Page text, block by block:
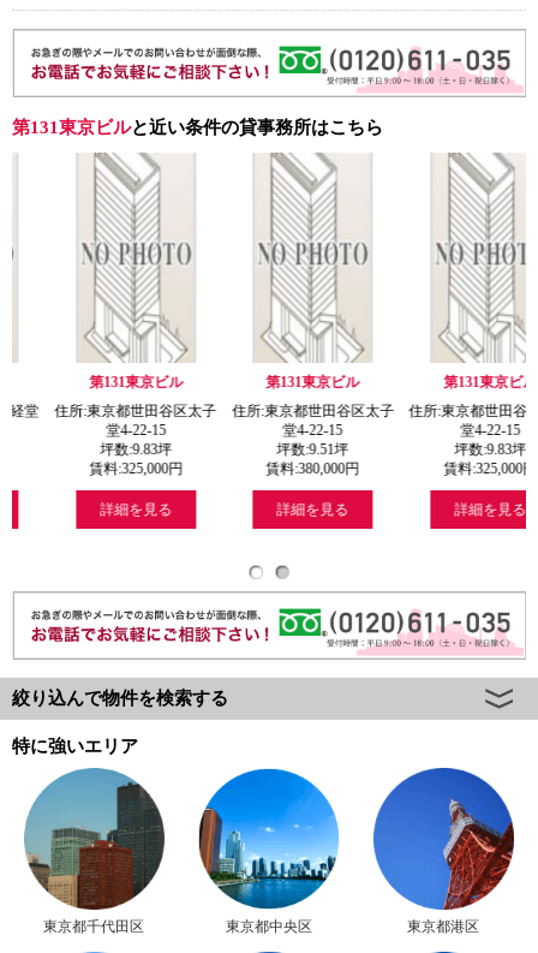
第131東京ビルと近い条件の貸事務所はこちら
世田谷区太子
第131東京ビル
住所:東京都世田谷区太子
坪数:
賃料:
詳細を見る
第131東京ビル
住所:東京都世田谷区太子
坪数:
賃料:
詳細を見る
ヒューリ
住所:東京
坪
絞り込んで物件を検索する
特に強いエリア
東京都千代田区 東京都中央区 東京都港区